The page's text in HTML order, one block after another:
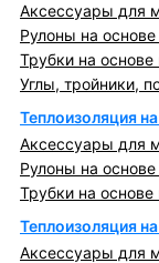
Аксессуары для
Рулоны на основе
Трубки на основе
Углы, тройники,
Теплоизоляция
Аксессуары для
Рулоны на основе
Трубки на основе
Теплоизоляция
Аксессуары для